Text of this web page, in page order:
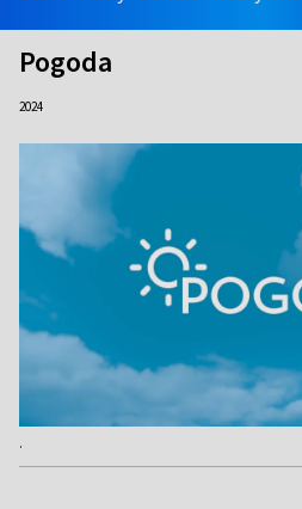
Pogoda
2024
.